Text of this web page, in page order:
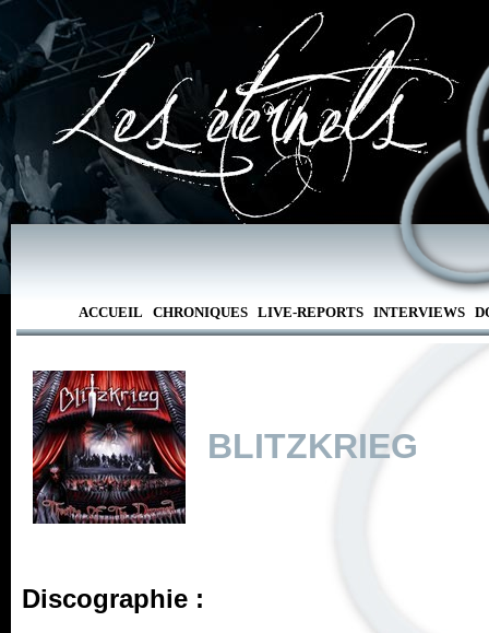
ACCUEIL CHRONIQUES LIVE-REPORTS INTERVIEWS
BLITZKRIEG
Discographie :